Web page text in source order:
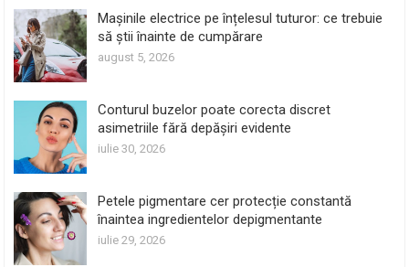
Mașinile electrice pe înțelesul tuturor: ce trebuie
să știi înainte de cumpărare
august 5, 2026
Conturul buzelor poate corecta discret
asimetriile fără depășiri evidente
iulie 30, 2026
Petele pigmentare cer protecție constantă
înaintea ingredientelor depigmentante
iulie 29, 2026